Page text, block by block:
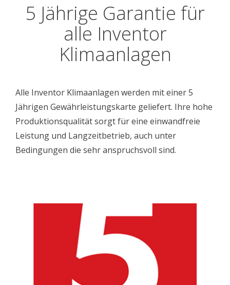
5 Jährige Garantie für
alle Inventor
Klimaanlagen
Alle Inventor Klimaanlagen werden mit einer 5
Jährigen Gewährleistungskarte geliefert. Ihre hohe
Produktionsqualität sorgt für eine einwandfreie
Leistung und Langzeitbetrieb, auch unter
Bedingungen die sehr anspruchsvoll sind.